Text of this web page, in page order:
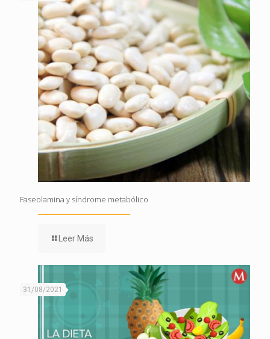
Faseolamina y síndrome metabólico
Leer Más
31/08/2021